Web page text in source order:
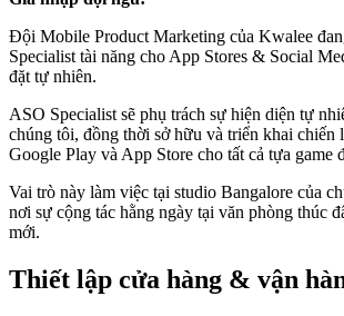
Đội Mobile Product Marketing của Kwalee
Specialist tài năng cho App Stores & Social
đặt tự nhiên.
ASO Specialist sẽ phụ trách sự hiện diện tự
chúng tôi, đồng thời sở hữu và triển khai chiến
Google Play và App Store cho tất cả tựa game
Vai trò này làm việc tại studio Bangalore của
nơi sự cộng tác hằng ngày tại văn phòng thúc
mới.
Thiết lập cửa hàng & vận